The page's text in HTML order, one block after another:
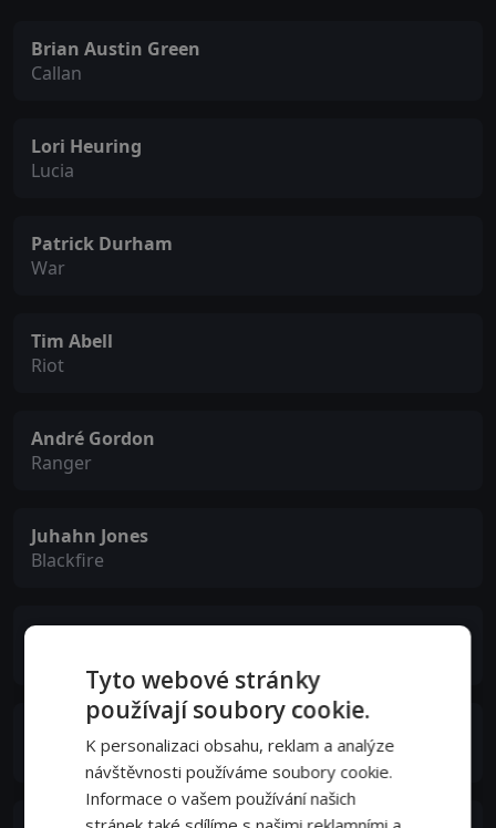
Brian Austin Green
Callan
Lori Heuring
Lucia
Patrick Durham
War
Tim Abell
Riot
André Gordon
Ranger
Juhahn Jones
Blackfire
Asa Holley
Jenny Cooper
Sloane
Tyto webové stránky
používají soubory cookie.
K personalizaci obsahu, reklam a analýze
návštěvnosti používáme soubory cookie.
Informace o vašem používání našich